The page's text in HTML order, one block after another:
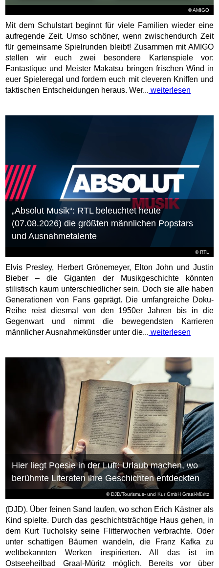
© AMIGO
Mit dem Schulstart beginnt für viele Familien wieder eine
aufregende Zeit. Umso schöner, wenn zwischendurch Zeit
für gemeinsame Spielrunden bleibt! Zusammen mit AMIGO
stellen wir euch zwei besondere Kartenspiele vor:
Fantastique und Meister Makatsu bringen frischen Wind in
euer Spieleregal und fordern euch mit cleveren Kniffen und
taktischen Entscheidungen heraus. Wer... weiterlesen
©RTL
„Absolut Musik“: RTL beleuchtet heute
(07.08.2026) die größten männlichen Popstars
und Ausnahmetalente
Elvis Presley, Herbert Grönemeyer, Elton John und Justin
Bieber – die Giganten der Musikgeschichte könnten
stilistisch kaum unterschiedlicher sein. Doch sie alle haben
Generationen von Fans geprägt. Die umfangreiche Doku-
Reihe reist diesmal von den 1950er Jahren bis in die
Gegenwart und nimmt die bewegendsten Karrieren
männlicher Ausnahmekünstler unter die... weiterlesen
© DJD/Tourismus- und Kur GmbH Graal-Müritz
Hier liegt Poesie in der Luft: Urlaub machen, wo
berühmte Literaten ihre Geschichten entdeckten
(DJD). Über feinen Sand laufen, wo schon Erich Kästner als
Kind spielte. Durch das geschichtsträchtige Haus gehen, in
dem Kurt Tucholsky seine Flitterwochen verbrachte. Oder
unter schattigen Bäumen wandeln, die Franz Kafka zu
weltbekannten Werken inspirierten. All das ist im
Ostseeheilbad Graal-Müritz möglich. Bereits vor über